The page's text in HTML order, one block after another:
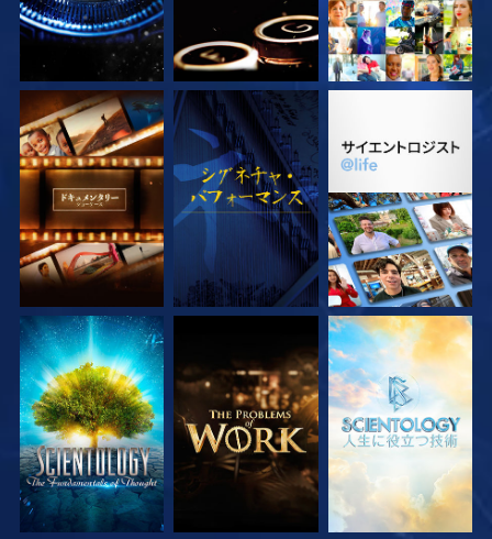
シリーズを探求 観る シリーズを探求
シリーズを探求 シリーズを探求 シリーズを探求